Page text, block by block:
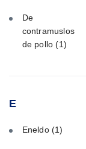
De
contramuslos
de pollo(1)
E
Eneldo (1)